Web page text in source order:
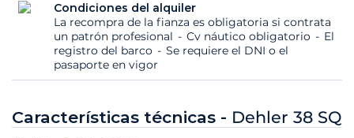
Condiciones del alquiler
La recompra de la fianza es obligatoria si contrata
un patrón profesional
Cv náutico obligatorio
El
registro del barco
Se requiere el DNI o el
pasaporte en vigor
Características técnicas - Dehler 38 SQ